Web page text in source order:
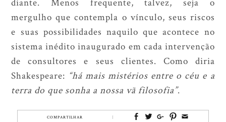
mergulho que contempla o vínculo, seus riscos
e suas possibilidades naquilo que acontece no
sistema inédito inaugurado em cada intervenção
de consultores e seus clientes. Como diria
Shakespeare: “há mais mistérios entre o céu e a
terra do que sonha a nossa vã filosofia”.
COMPARTILHAR